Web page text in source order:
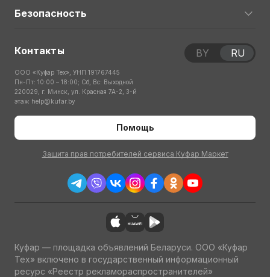
Безопасность
Контакты
ООО «Куфар Тех», УНП 191767445
Пн-Пт: 10:00 – 18:00; Сб, Вс: Выходной
220029, г. Минск, ул. Красная 7А-2, 3-й
этаж help@kufar.by
Помощь
Защита прав потребителей сервиса Куфар Маркет
BY RU
Куфар — площадка объявлений Беларуси. ООО «Куфар
Тех» включено в государственный информационный
ресурс «Реестр рекламораспространителей»